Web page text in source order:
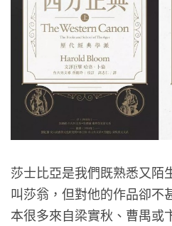
莎士比亞是我們既熟悉又陌
叫莎翁，但對他的作品卻不
本很多來自梁實秋、曹禺或